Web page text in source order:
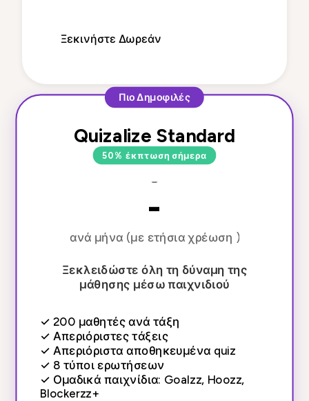
Ξεκινήστε Δωρεάν
Πιο Δημοφιλές
Quizalize Standard
50% έκπτωση σήμερα
-
-
ανά μήνα (με ετήσια χρέωση )
Ξεκλειδώστε όλη τη δύναμη της
μάθησης μέσω παιχνιδιού
✓ 200 μαθητές ανά τάξη
✓ Απεριόριστες τάξεις
✓ Απεριόριστα αποθηκευμένα quiz
✓ 8 τύποι ερωτήσεων
✓ Ομαδικά παιχνίδια: Goalzz, Hoozz,
Blockerzz+